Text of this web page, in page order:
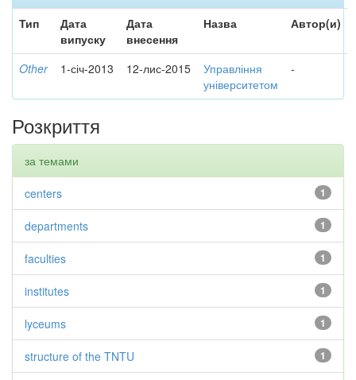
Тип
Дата
випуску
Дата
внесення
Назва Автор(и)
Other 1-січ-2013 12-лис-2015
Управління
університетом
-
Розкриття
за темами
1
centers
1
departments
1
faculties
1
institutes
1
lyceums
1
structure of the TNTU